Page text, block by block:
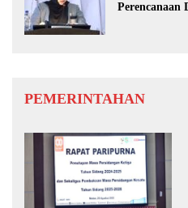
Perencanaan
PEMERINTAHAN